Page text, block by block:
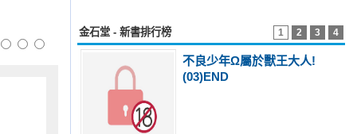
1 2 3 4
金石堂 - 新書排行榜
不良少年Ω屬於獸王大人!
(03)END